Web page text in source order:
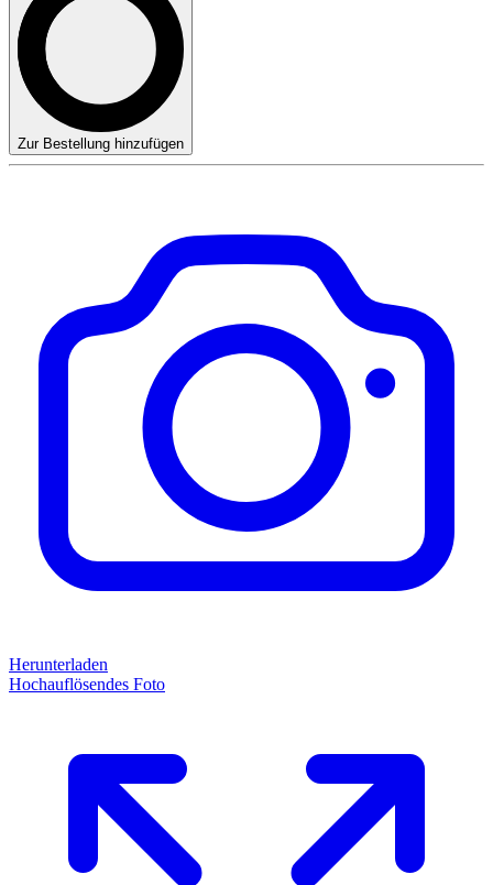
Zur Bestellung hinzufügen
Herunterladen
Hochauflösendes Foto